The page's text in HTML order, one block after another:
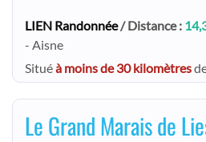
LIEN Randonnée/ Distance :
- Aisne
Situéà moins de 30 kilomètres
Le Grand Marais de